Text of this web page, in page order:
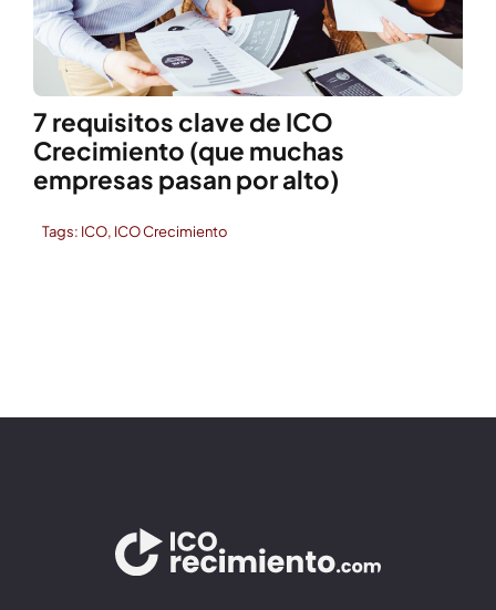
7 requisitos clave de ICO
Crecimiento (que muchas
empresas pasan por alto)
Tags: ICO, ICO Crecimiento